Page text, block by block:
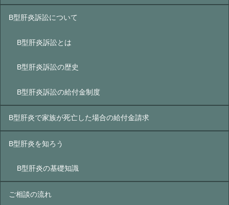
B型肝炎訴訟について
B型肝炎訴訟とは
B型肝炎訴訟の歴史
B型肝炎訴訟の給付金制度
B型肝炎で家族が死亡した場合の給付金請求
B型肝炎を知ろう
B型肝炎の基礎知識
ご相談の流れ